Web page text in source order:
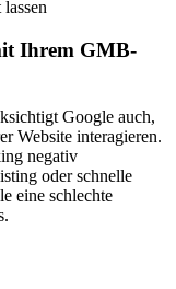
Ihrem GMB-
Google auch,
Website interagieren.
negativ
oder schnelle
eine schlechte